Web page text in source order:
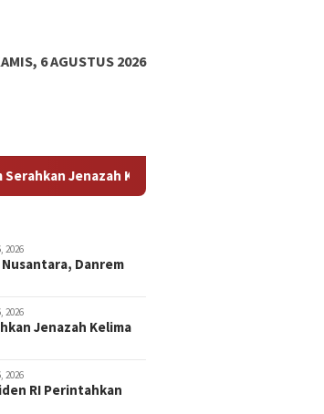
6 AGUSTUS 2026
Korban KM Mutiara Sentosa II
2026
Danrem
2026
Jenazah Kelima
2026
RI Perintahkan